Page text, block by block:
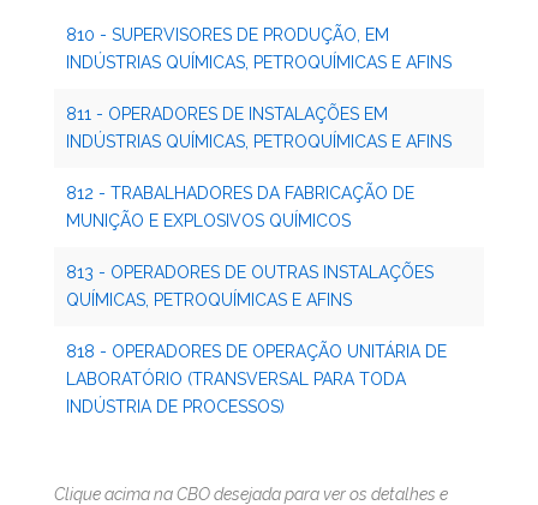
810 - SUPERVISORES DE PRODUÇÃO, EM
INDÚSTRIAS QUÍMICAS, PETROQUÍMICAS E AFINS
811 - OPERADORES DE INSTALAÇÕES EM
INDÚSTRIAS QUÍMICAS, PETROQUÍMICAS E AFINS
812 - TRABALHADORES DA FABRICAÇÃO DE
MUNIÇÃO E EXPLOSIVOS QUÍMICOS
813 - OPERADORES DE OUTRAS INSTALAÇÕES
QUÍMICAS, PETROQUÍMICAS E AFINS
818 - OPERADORES DE OPERAÇÃO UNITÁRIA DE
LABORATÓRIO (TRANSVERSAL PARA TODA
INDÚSTRIA DE PROCESSOS)
Clique acima na CBO desejada para ver os detalhes e